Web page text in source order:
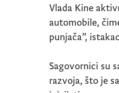
Vlada Kine
automobile,
punjača”,
Sagovornici su
razvoja, što je